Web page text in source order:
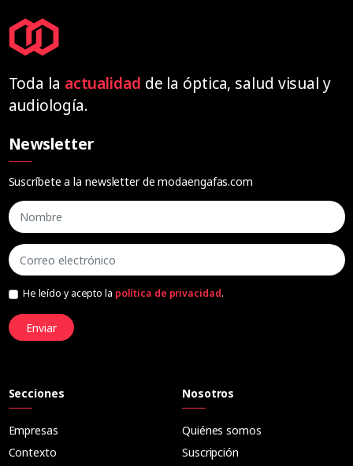
Toda la actualidad de la óptica, salud visual y
audiología.
Newsletter
Suscríbete a la newsletter de modaengafas.com
He leído y acepto la política de privacidad.
Enviar
Secciones
Empresas
Contexto
Nosotros
Quiénes somos
Suscripción